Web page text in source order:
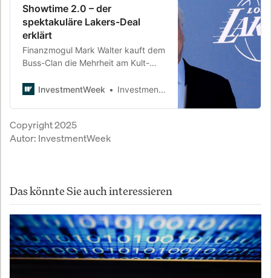
Showtime 2.0 – der
spektakuläre Lakers-Deal
erklärt
Finanzmogul Mark Walter kauft dem
Buss-Clan die Mehrheit am Kult-
den jemals ein US-Sportteam erzielt
welche Folgen hat das für Fans,
Liga und Kapitalmarkt?
InvestmentWeek InvestmentWeek
Copyright 2025
Autor: InvestmentWeek
Das könnte Sie auch interessieren